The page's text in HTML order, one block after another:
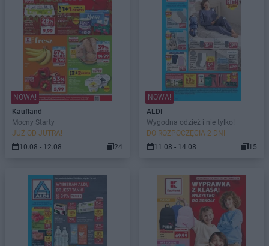
NOWA!
Kaufland
Mocny Starty
JUŻ OD JUTRA!
10.08 - 12.08
24
NOWA!
ALDI
Wygodna odzież i nie tylko!
DO ROZPOCZĘCIA 2 DNI
11.08 - 14.08
15